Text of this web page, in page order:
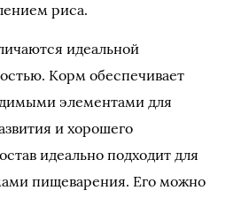
риса.
идеальной
Корм обеспечивает
элементами для
и хорошего
идеально подходит для
пищеварения. Его можно